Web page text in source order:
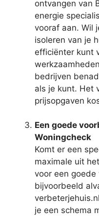
ontvangen van
energie
vooraf aan. Wil
isoleren van je
efficiënter kunt
bedrijven
als je kunt. Het
prijsopgaven
Een goede
Woningcheck
Komt er een
maximale uit
voor een
bijvoorbeeld
je een schema